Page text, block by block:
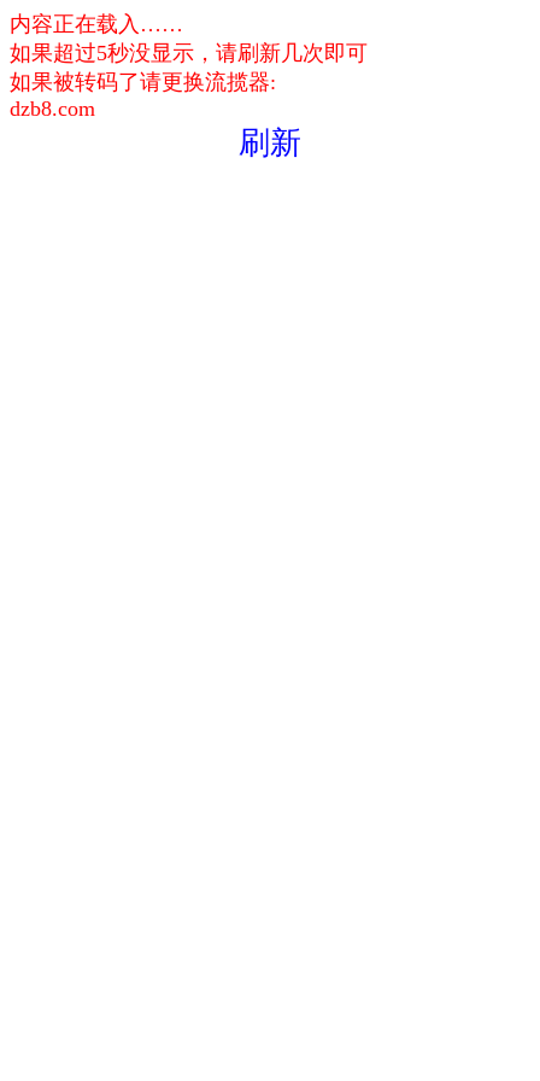
内容正在载入……
如果超过5秒没显示，请刷新几次即可
如果被转码了请更换流揽器:
dzb8.com
刷新